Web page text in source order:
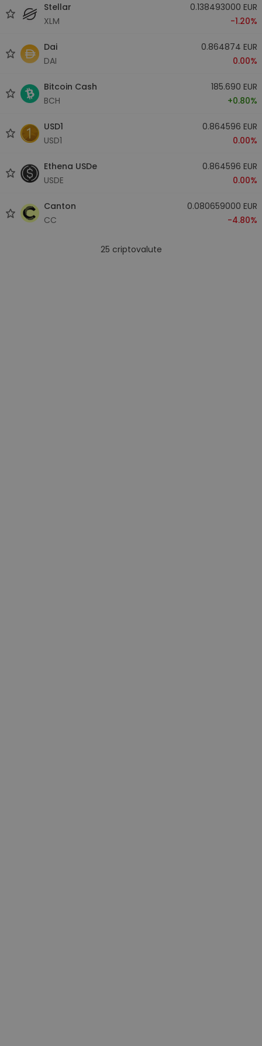
Stellar
XLM
0.138493000 EUR
-1.20%
Dai
DAI
0.864874 EUR
0.00%
Bitcoin Cash
BCH
185.690 EUR
+0.80%
USD1
USD1
0.864596 EUR
0.00%
Ethena USDe
USDE
0.864596 EUR
0.00%
Canton
CC
0.080659000 EUR
-4.80%
25 criptovalute